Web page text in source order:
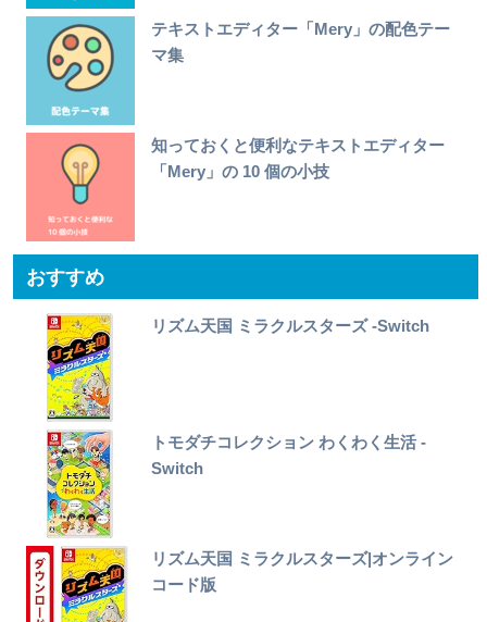
テキストエディター「Mery」の配色テー
マ集
知っておくと便利なテキストエディター
「Mery」の 10 個の小技
おすすめ
リズム天国 ミラクルスターズ -Switch
トモダチコレクション わくわく生活 -
Switch
リズム天国 ミラクルスターズ|オンライン
コード版